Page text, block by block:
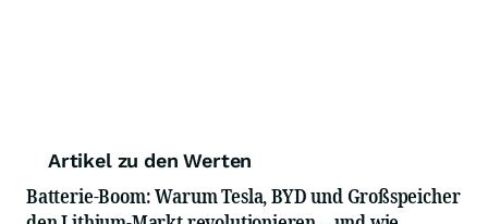
Artikel zu den Werten
Batterie-Boom: Warum Tesla, BYD und Großspeicher